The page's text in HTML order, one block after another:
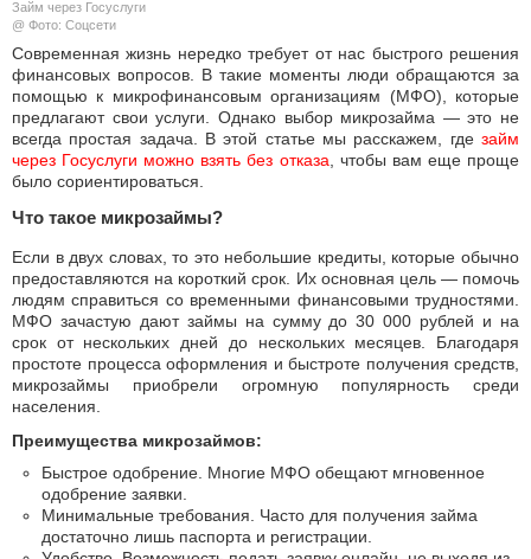
АВТО И МОТО
ЭГОИЗМ
Займ через Госуслуги
@ Фото: Соцсети
Современная жизнь нередко требует от нас быстрого решения
финансовых вопросов. В такие моменты люди обращаются за
помощью к микрофинансовым организациям (МФО), которые
предлагают свои услуги. Однако выбор микрозайма — это не
всегда простая задача. В этой статье мы расскажем, где займ
через Госуслуги можно взять без отказа, чтобы вам еще проще
было сориентироваться.
Что такое микрозаймы?
Если в двух словах, то это небольшие кредиты, которые обычно
предоставляются на короткий срок. Их основная цель — помочь
людям справиться со временными финансовыми трудностями.
МФО зачастую дают займы на сумму до 30 000 рублей и на
срок от нескольких дней до нескольких месяцев. Благодаря
простоте процесса оформления и быстроте получения средств,
микрозаймы приобрели огромную популярность среди
населения.
Преимущества микрозаймов:
Быстрое одобрение. Многие МФО обещают мгновенное
одобрение заявки.
Минимальные требования. Часто для получения займа
достаточно лишь паспорта и регистрации.